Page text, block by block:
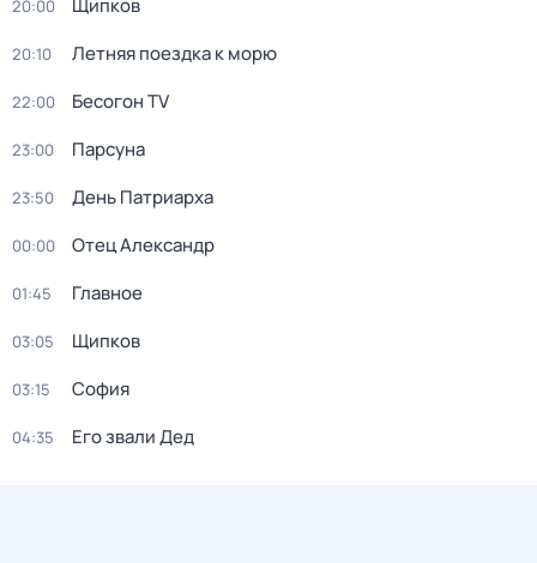
20:00 Щипков
20:10 Летняя поездка к морю
22:00 Бесогон TV
23:00 Парсуна
23:50 День Патриарха
00:00 Отец Александр
01:45 Главное
03:05 Щипков
03:15 София
04:35 Его звали Дед